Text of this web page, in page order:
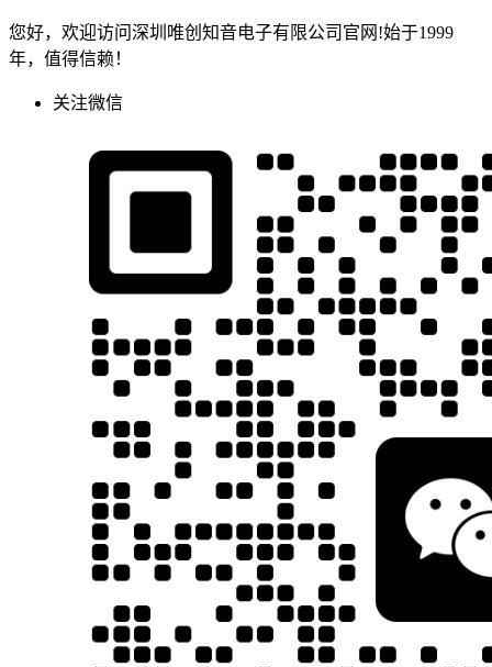
您好，欢迎访问深圳唯创知音电子有限公司官网!始于1999
年，值得信赖！
关注微信